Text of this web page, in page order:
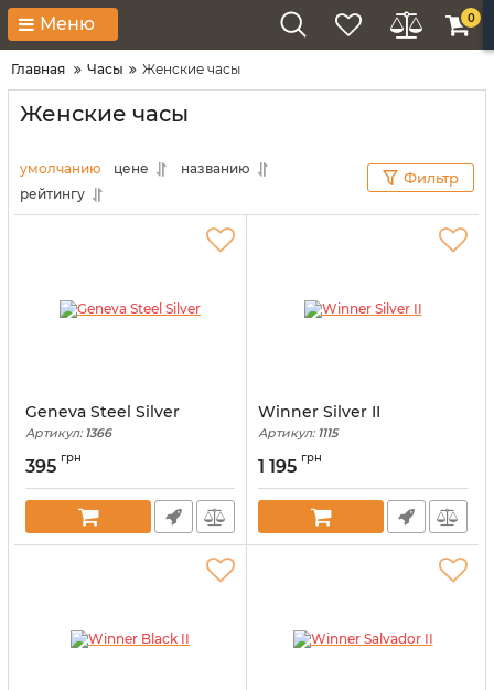
Меню 0
Главная Часы Женские часы
Женские часы
умолчанию цене
названию
рейтингу
Фильтр
Geneva Steel Silver
Артикул:1366
395 грн
Winner Silver II
Артикул:1115
1 195 грн